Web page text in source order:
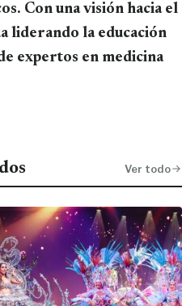
Con una visión hacia el
liderando la educación
expertos en medicina
Ver todo